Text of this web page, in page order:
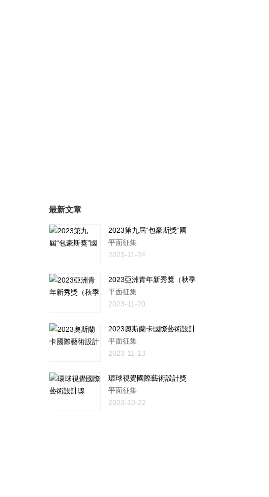
最新文章
2023第九屆“包豪斯獎”國
平面征集
2023-11-24
2023亞洲青年新秀獎（秋季
平面征集
2023-11-20
2023奧斯蘭卡國際藝術設計
平面征集
2023-11-13
環球視覺國際藝術設計獎
平面征集
2023-10-22